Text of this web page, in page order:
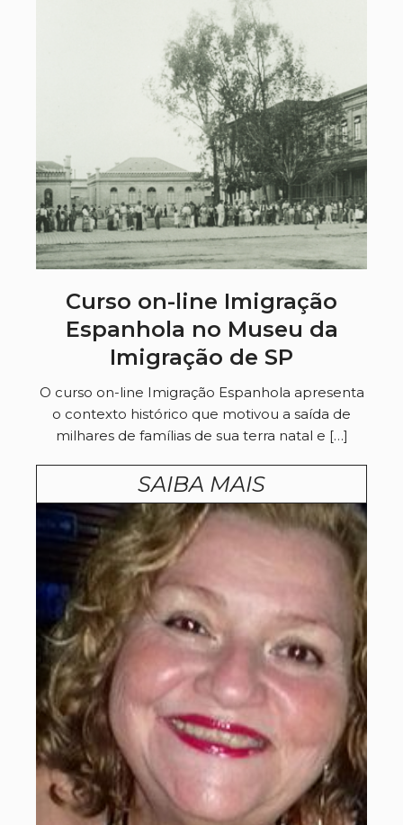
Curso on-line Imigração
Espanhola no Museu da
Imigração de SP
O curso on-line Imigração Espanhola apresenta
o contexto histórico que motivou a saída de
milhares de famílias de sua terra natal e […]
SAIBA MAIS